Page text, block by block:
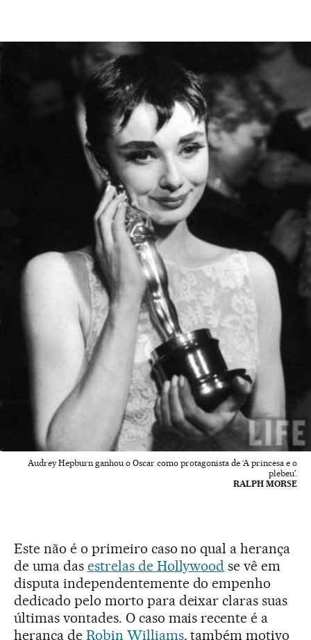
Audrey Hepburn ganhou o Oscar como protagonista de ‘A princesa e o
plebeu’.
RALPH MORSE
Este não é o primeiro caso no qual a herança
de uma das estrelas de Hollywood se vê em
disputa independentemente do empenho
dedicado pelo morto para deixar claras suas
últimas vontades. O caso mais recente é a
herança de Robin Williams, também motivo